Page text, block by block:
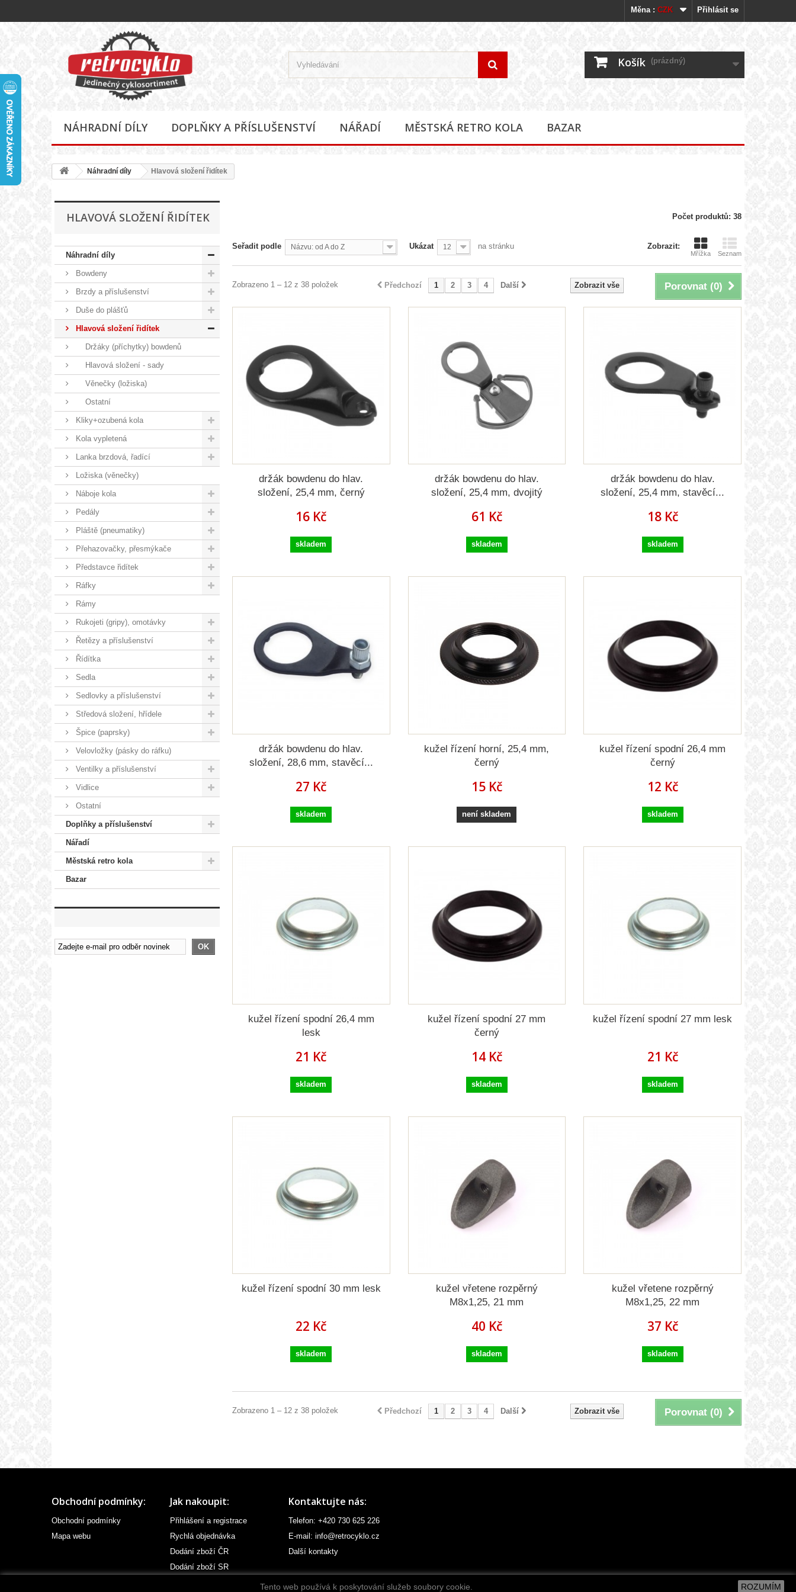
Přihlásit se
Měna : CZK
Košík (prázdný)
NÁHRADNÍ DÍLY DOPLŇKY A PŘÍSLUŠENSTVÍ NÁŘADÍ MĚSTSKÁ RETRO KOLA BAZAR
Náhradní díly Hlavová složení řidítek
HLAVOVÁ SLOŽENÍ ŘIDÍTEK
Náhradní díly
Bowdeny
Brzdy a příslušenství
Duše do plášťů
Hlavová složení řidítek
Držáky (příchytky) bowdenů
Hlavová složení - sady
Věnečky (ložiska)
Ostatní
Kliky+ozubená kola
Kola vypletená
Lanka brzdová, řadící
Ložiska (věnečky)
Náboje kola
Pedály
Pláště (pneumatiky)
Přehazovačky, přesmýkače
Představce řidítek
Ráfky
Rámy
Rukojeti (gripy), omotávky
Řetězy a příslušenství
Řídítka
Sedla
Sedlovky a příslušenství
Středová složení, hřídele
Špice (paprsky)
Velovložky (pásky do ráfku)
Ventilky a příslušenství
Vidlice
Ostatní
Doplňky a příslušenství
Nářadí
Městská retro kola
Bazar
OK
Počet produktů: 38
Zobrazit:
Mřížka Seznam
Seřadit podle Názvu: od A do Z Ukázat 12 na stránku
Porovnat (0)
Zobrazit vše
Předchozí 1 2 3 4 Další
Zobrazeno 1 – 12 z 38 položek
držák bowdenu do hlav.
složení, 25,4 mm, černý
16 Kč
skladem
držák bowdenu do hlav.
složení, 25,4 mm, dvojitý
61 Kč
skladem
držák bowdenu do hlav.
složení, 25,4 mm, stavěcí...
18 Kč
skladem
držák bowdenu do hlav.
složení, 28,6 mm, stavěcí...
27 Kč
skladem
kužel řízení horní, 25,4 mm,
černý
15 Kč
není skladem
kužel řízení spodní 26,4 mm
černý
12 Kč
skladem
kužel řízení spodní 26,4 mm
lesk
21 Kč
skladem
kužel řízení spodní 27 mm
černý
14 Kč
skladem
kužel řízení spodní 27 mm lesk
21 Kč
skladem
kužel řízení spodní 30 mm lesk
22 Kč
skladem
kužel vřetene rozpěrný
M8x1,25, 21 mm
40 Kč
skladem
kužel vřetene rozpěrný
M8x1,25, 22 mm
37 Kč
skladem
Porovnat (0)
Zobrazit vše
Předchozí 1 2 3 4 Další
Zobrazeno 1 – 12 z 38 položek
Tento web používá k poskytování služeb soubory cookie. ROZUMÍM
Obchodní podmínky:
Obchodní podmínky
Mapa webu
Jak nakoupit:
Přihlášení a registrace
Rychlá objednávka
Dodání zboží ČR
Dodání zboží SR
Kontaktujte nás:
Telefon: +420 730 625 226
E-mail: info@retrocyklo.cz
Další kontakty